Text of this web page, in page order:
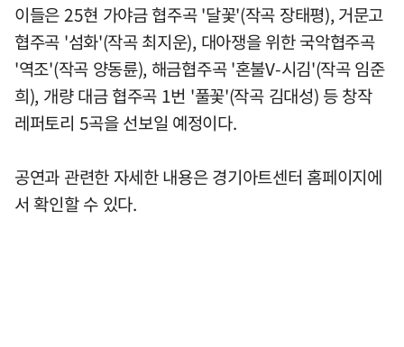
이들은 25현 가야금 협주곡 '달꽃'(작곡 장태평), 거문고
협주곡 '섬화'(작곡 최지운), 대아쟁을 위한 국악협주곡
'역조'(작곡 양동륜), 해금협주곡 '혼불V-시김'(작곡 임준
희), 개량 대금 협주곡 1번 '풀꽃'(작곡 김대성) 등 창작
레퍼토리 5곡을 선보일 예정이다.
공연과 관련한 자세한 내용은 경기아트센터 홈페이지에
서 확인할 수 있다.